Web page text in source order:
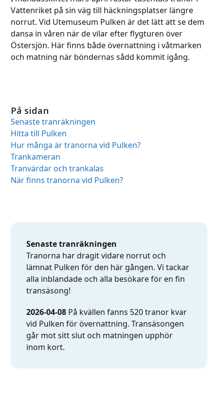
go
to
the
first
slide
Vattenriket på sin väg till häckningsplatser längre
norrut. Vid Utemuseum Pulken är det lätt att se dem
dansa in våren när de vilar efter flygturen över
Östersjön. Här finns både övernattning i våtmarken
och matning när böndernas sådd kommit igång.
På sidan
Senaste tranräkningen
Hitta till Pulken
Hur många är tranorna vid Pulken?
Trankameran
Tranvärdar och trankalas
När finns tranorna vid Pulken?
Senaste tranräkningen
Tranorna har dragit vidare norrut och
lämnat Pulken för den här gången. Vi tackar
alla inblandade och alla besökare för en fin
transäsong!
2026-04-08 På kvällen fanns 520 tranor kvar
vid Pulken för övernattning. Transäsongen
går mot sitt slut och matningen upphör
inom kort.